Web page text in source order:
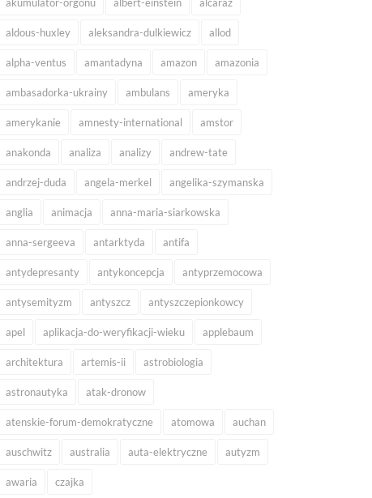
aldous-huxley aleksandra-dulkiewicz allod
alpha-ventus amantadyna amazon amazonia
ambasadorka-ukrainy ambulans ameryka
amerykanie amnesty-international amstor
anakonda analiza analizy andrew-tate
andrzej-duda angela-merkel angelika-szymanska
anglia animacja anna-maria-siarkowska
anna-sergeeva antarktyda antifa
antydepresanty antykoncepcja antyprzemocowa
antysemityzm antyszcz antyszczepionkowcy
apel aplikacja-do-weryfikacji-wieku applebaum
architektura artemis-ii astrobiologia
astronautyka atak-dronow
atenskie-forum-demokratyczne atomowa auchan
auschwitz australia auta-elektryczne autyzm
awaria czajka